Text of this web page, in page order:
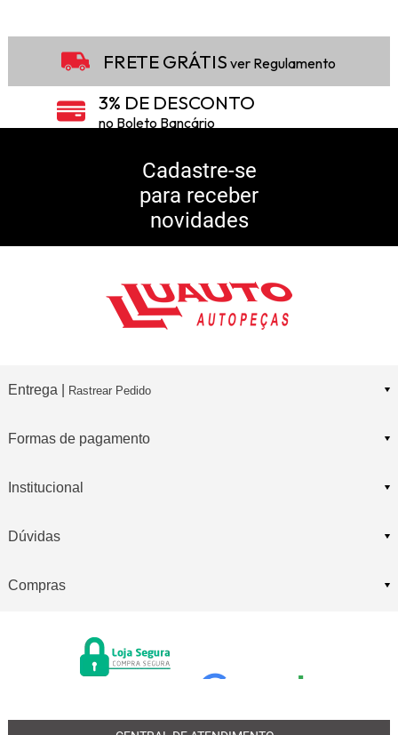
FRETE GRÁTIS ver Regulamento
3% DE DESCONTO
no Boleto Bancário
5% DE DESCONTO
10% DE CASHBACK
Consulte Regulamento
Cadastre-se
para receber
novidades
Entrega | Rastrear Pedido
Formas de pagamento
Institucional
Dúvidas
Compras